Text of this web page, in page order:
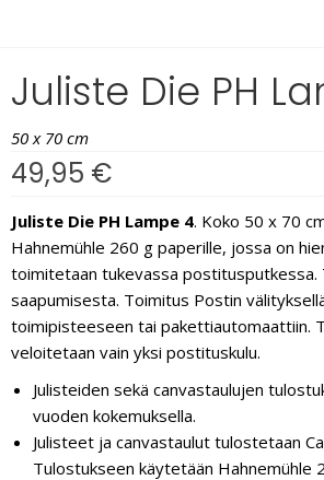
Juliste Die PH
50 x 70 cm
49,95 €
Juliste Die PH Lampe 4. Koko 50 x 70
Hahnemühle 260 g paperille, jossa on
toimitetaan tukevassa postitusputkessa.
saapumisesta. Toimitus Postin
toimipisteeseen tai pakettiautomaattiin.
veloitetaan vain yksi postituskulu.
Julisteiden sekä canvastaulujen
vuoden kokemuksella.
Julisteet ja canvastaulut tulostetaan
Tulostukseen käytetään